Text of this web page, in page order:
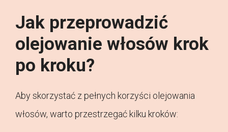
Jak przeprowadzić
olejowanie włosów krok
po kroku?
Aby skorzystać z pełnych korzyści olejowania
włosów, warto przestrzegać kilku kroków: